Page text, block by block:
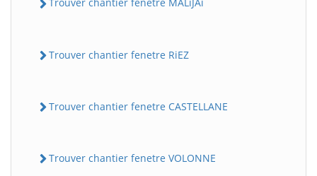
Trouver chantier fenetre RiEZ
Trouver chantier fenetre CASTELLANE
Trouver chantier fenetre VOLONNE